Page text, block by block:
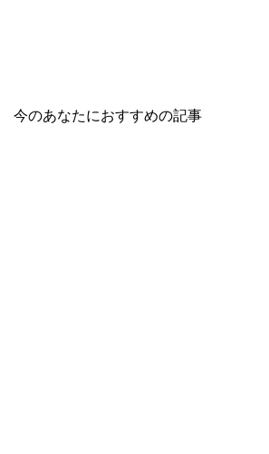
今のあなたにおすすめの記事